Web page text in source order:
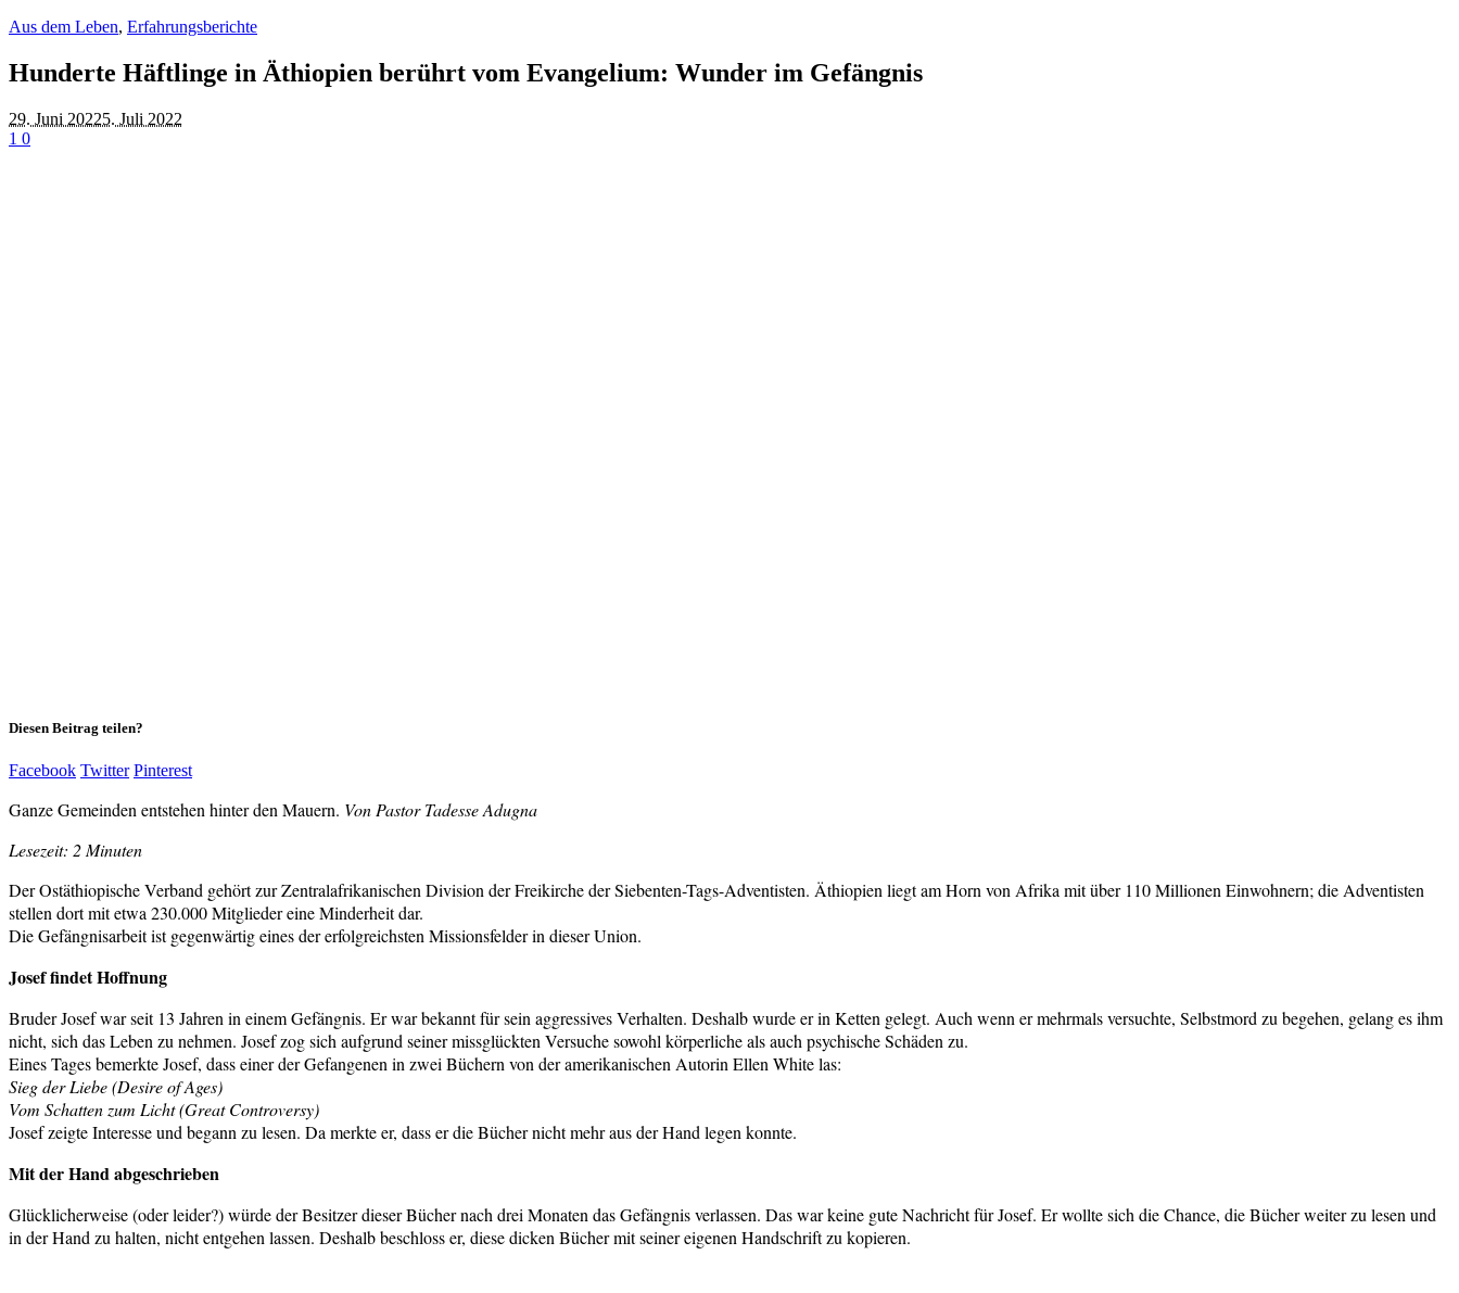
Aus dem Leben, Erfahrungsberichte
Hunderte Häftlinge in Äthiopien berührt vom Evangelium: Wunder im Gefängnis
29. Juni 20225. Juli 2022
1 0
Diesen Beitrag teilen?
Facebook Twitter Pinterest
Ganze Gemeinden entstehen hinter den Mauern. Von Pastor Tadesse Adugna
Lesezeit: 2 Minuten
Der Ostäthiopische Verband gehört zur Zentralafrikanischen Division der Freikirche der Siebenten-Tags-Adventisten. Äthiopien liegt am Horn von Afrika mit über 110 Millionen Einwohnern; die Adventisten
stellen dort mit etwa 230.000 Mitglieder eine Minderheit dar.
Die Gefängnisarbeit ist gegenwärtig eines der erfolgreichsten Missionsfelder in dieser Union.
Josef findet Hoffnung
Bruder Josef war seit 13 Jahren in einem Gefängnis. Er war bekannt für sein aggressives Verhalten. Deshalb wurde er in Ketten gelegt. Auch wenn er mehrmals versuchte, Selbstmord zu begehen, gelang es ihm
nicht, sich das Leben zu nehmen. Josef zog sich aufgrund seiner missglückten Versuche sowohl körperliche als auch psychische Schäden zu.
Eines Tages bemerkte Josef, dass einer der Gefangenen in zwei Büchern von der amerikanischen Autorin Ellen White las:
Sieg der Liebe (Desire of Ages)
Vom Schatten zum Licht (Great Controversy)
Josef zeigte Interesse und begann zu lesen. Da merkte er, dass er die Bücher nicht mehr aus der Hand legen konnte.
Mit der Hand abgeschrieben
Glücklicherweise (oder leider?) würde der Besitzer dieser Bücher nach drei Monaten das Gefängnis verlassen. Das war keine gute Nachricht für Josef. Er wollte sich die Chance, die Bücher weiter zu lesen und
in der Hand zu halten, nicht entgehen lassen. Deshalb beschloss er, diese dicken Bücher mit seiner eigenen Handschrift zu kopieren.